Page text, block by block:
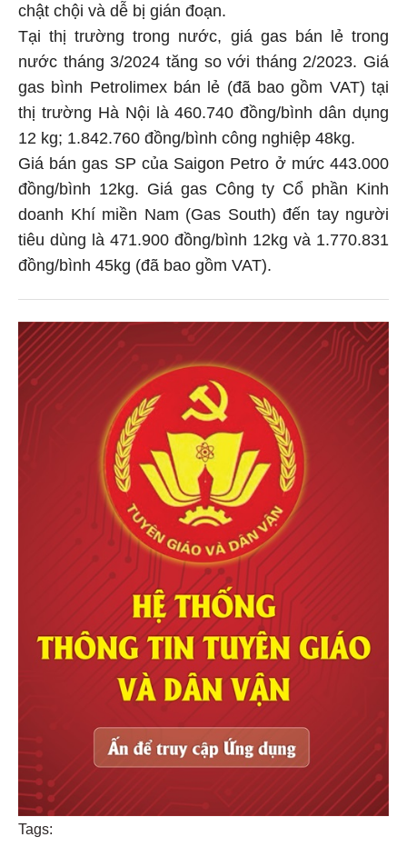
chật chội và dễ bị gián đoạn.
Tại thị trường trong nước, giá gas bán lẻ trong
nước tháng 3/2024 tăng so với tháng 2/2023. Giá
gas bình Petrolimex bán lẻ (đã bao gồm VAT) tại
thị trường Hà Nội là 460.740 đồng/bình dân dụng
12 kg; 1.842.760 đồng/bình công nghiệp 48kg.
Giá bán gas SP của Saigon Petro ở mức 443.000
đồng/bình 12kg. Giá gas Công ty Cổ phần Kinh
doanh Khí miền Nam (Gas South) đến tay người
tiêu dùng là 471.900 đồng/bình 12kg và 1.770.831
đồng/bình 45kg (đã bao gồm VAT).
Tags: